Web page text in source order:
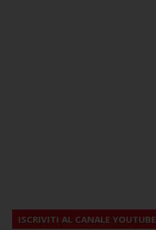
ISCRIVITI AL CANALE YOUTUBE